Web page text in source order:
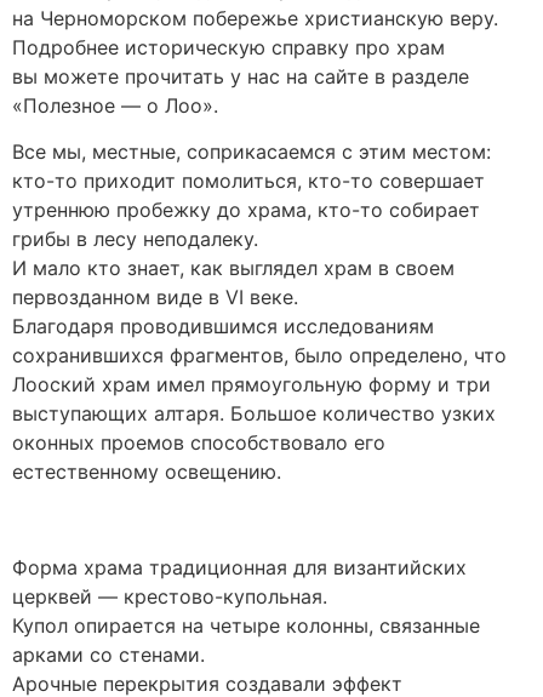
на Черноморском побережье христианскую веру.
Подробнее историческую справку про храм
вы можете прочитать у нас на сайте в разделе
«Полезное — о Лоо».
Все мы, местные, соприкасаемся с этим местом:
кто-то приходит помолиться, кто-то совершает
утреннюю пробежку до храма, кто-то собирает
грибы в лесу неподалеку.
И мало кто знает, как выглядел храм в своем
первозданном виде в VI веке.
Благодаря проводившимся исследованиям
сохранившихся фрагментов, было определено, что
Лооский храм имел прямоугольную форму и три
выступающих алтаря. Большое количество узких
оконных проемов способствовало его
естественному освещению.
Форма храма традиционная для византийских
церквей — крестово-купольная.
Купол опирается на четыре колонны, связанные
арками со стенами.
Арочные перекрытия создавали эффект